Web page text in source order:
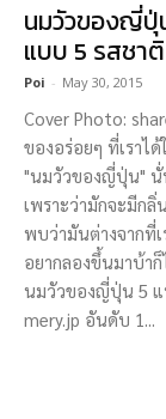
นมวัวของญี่ปุ่
แบบ 5 รสชาติ
Poi - May 30, 2015
Cover Photo:
ของอร่อยๆ ที่เราไ
"นมวัวของญี่ปุ่น" นั่
เพราะว่ามักจะมีก
พบว่ามันต่างจากที่
อยากลองขึ้นมาบ้า
นมวัวของญี่ปุ่น 5 แ
mery.jp อันดับ 1...